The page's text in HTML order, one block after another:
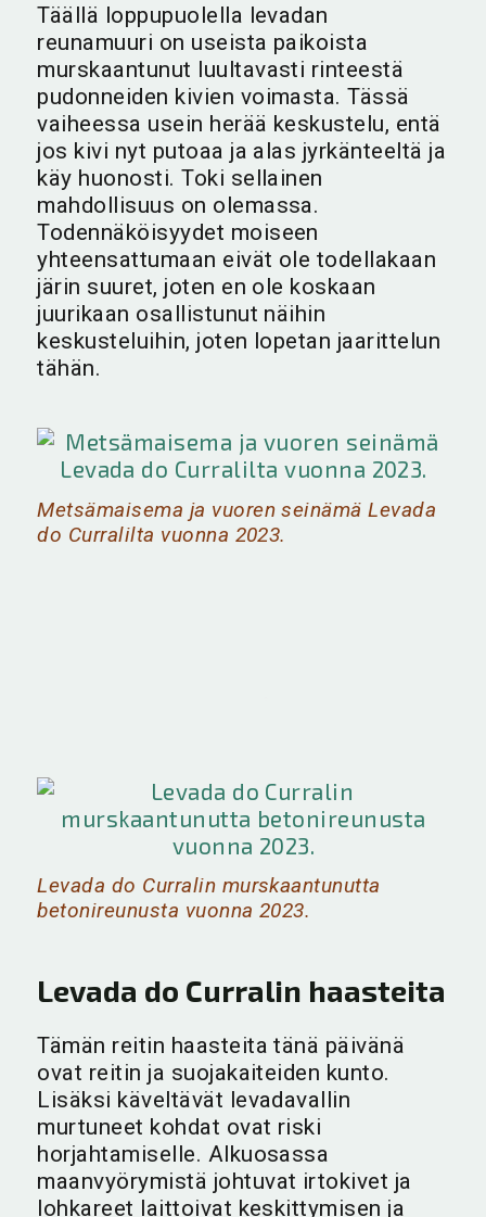
Täällä loppupuolella levadan
reunamuuri on useista paikoista
murskaantunut luultavasti rinteestä
pudonneiden kivien voimasta. Tässä
vaiheessa usein herää keskustelu, entä
jos kivi nyt putoaa ja alas jyrkänteeltä ja
käy huonosti. Toki sellainen
mahdollisuus on olemassa.
Todennäköisyydet moiseen
yhteensattumaan eivät ole todellakaan
järin suuret, joten en ole koskaan
juurikaan osallistunut näihin
keskusteluihin, joten lopetan jaarittelun
tähän.
Metsämaisema ja vuoren seinämä Levada
do Curralilta vuonna 2023.
Levada do Curralin murskaantunutta
betonireunusta vuonna 2023.
Levada do Curralin haasteita
Tämän reitin haasteita tänä päivänä
ovat reitin ja suojakaiteiden kunto.
Lisäksi käveltävät levadavallin
murtuneet kohdat ovat riski
horjahtamiselle. Alkuosassa
maanvyörymistä johtuvat irtokivet ja
lohkareet laittoivat keskittymisen ja